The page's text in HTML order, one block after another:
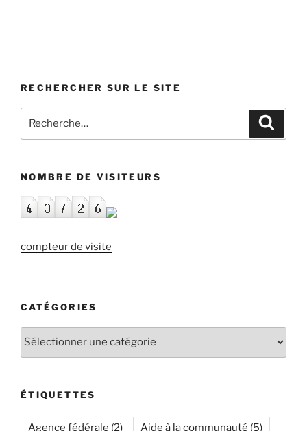
RECHERCHER SUR LE SITE
pour
NOMBRE DE VISITEURS
compteur de visite
CATÉGORIES
Catégories
ÉTIQUETTES
Agence fédérale (2) Aide à la communauté (5)